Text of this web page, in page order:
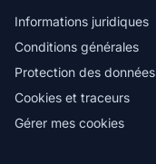
Informations juridiques
Conditions générales
Protection des données
Cookies et traceurs
Gérer mes cookies